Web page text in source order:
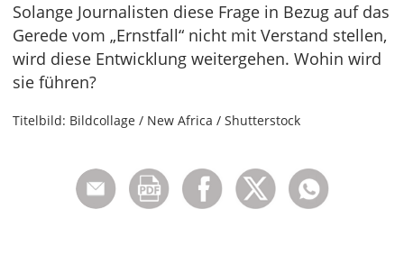
Solange Journalisten diese Frage in Bezug auf das
Gerede vom „Ernstfall“ nicht mit Verstand stellen,
wird diese Entwicklung weitergehen. Wohin wird
sie führen?
Titelbild: Bildcollage / New Africa / Shutterstock